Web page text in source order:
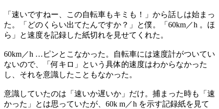
「速いですねー、この自転車もキミも！」から話しは始まっ
た。「どのくらい出てたんですか？」と僕。「60km／h 。ほ
ら」と速度を記録した紙切れを見せてくれた。
60km／h …ピンとこなかった。自転車には速度計がついてい
ないので、「何キロ」という具体的速度はわからなかった
し、それを意識したこともなかった。
意識していたのは「速いか遅いか」だけ。捕まった時も「速
かった」とは思っていたが、60k m／h を示す記録紙を見て